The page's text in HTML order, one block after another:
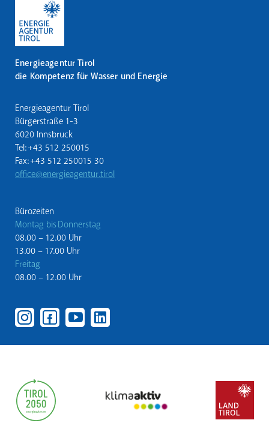
Energieagentur Tirol
die Kompetenz für Wasser und Energie
Energieagentur Tirol
Bürgerstraße 1-3
6020 Innsbruck
Tel: +43 512 250015
Fax: +43 512 250015 30
office@energieagentur.tirol
Bürozeiten
Montag bis Donnerstag
08.00 – 12.00 Uhr
13.00 – 17.00 Uhr
Freitag
08.00 – 12.00 Uhr